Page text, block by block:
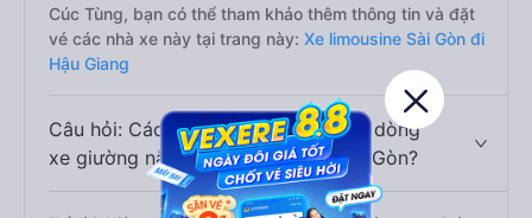
Cúc Tùng, bạn có thể tham khảo thêm thông tin và đặt
vé các nhà xe này tại trang này: Xe limousine Sài Gòn đi
Hậu Giang
Câu hỏi: Các hãng xe nào khai thác dòng
xe giường nằm đi Hậu Giang từ Sài Gòn?